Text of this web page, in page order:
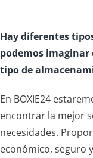
Hay diferentes
podemos imaginar
tipo de
En BOXIE24
encontrar la mejor
necesidades.
económico, seguro